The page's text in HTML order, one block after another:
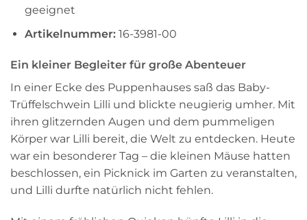
geeignet
Artikelnummer:16-3981-00
Ein kleiner Begleiter für große Abenteuer
In einer Ecke des Puppenhauses saß das Baby-
Trüffelschwein Lilli und blickte neugierig umher. Mit
ihren glitzernden Augen und dem pummeligen
Körper war Lilli bereit, die Welt zu entdecken. Heute
war ein besonderer Tag – die kleinen Mäuse hatten
beschlossen, ein Picknick im Garten zu veranstalten,
und Lilli durfte natürlich nicht fehlen.